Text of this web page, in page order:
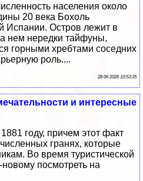
населения около
20 века Бохоль
Испании. Остров лежит в
нем нередки тайфуны,
горными хребтами соседних
роль....
28 06 2026 10:53:35
и интересные
году, причем этот факт
гранях, которые
Во время туристической
посмотреть на